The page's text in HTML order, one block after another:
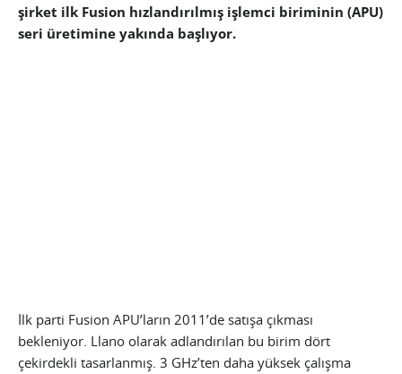
şirket ilk Fusion hızlandırılmış işlemci biriminin (APU)
seri üretimine yakında başlıyor.
İlk parti Fusion APU’ların 2011’de satışa çıkması
bekleniyor. Llano olarak adlandırılan bu birim dört
çekirdekli tasarlanmış. 3 GHz’ten daha yüksek çalışma